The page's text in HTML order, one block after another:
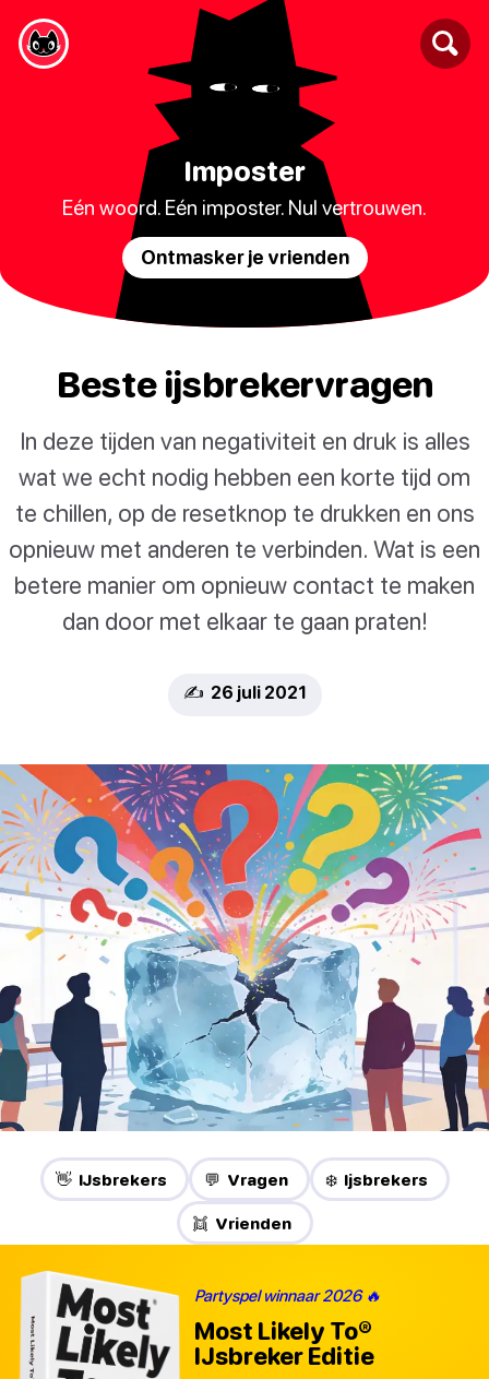
Imposter
Eén woord. Eén imposter. Nul vertrouwen.
Ontmasker je vrienden
Beste ijsbrekervragen
In deze tijden van negativiteit en druk is alles
wat we echt nodig hebben een korte tijd om
te chillen, op de resetknop te drukken en ons
opnieuw met anderen te verbinden. Wat is een
betere manier om opnieuw contact te maken
dan door met elkaar te gaan praten!
✍️ 26 juli 2021
👋 IJsbrekers 💬 Vragen ❄️ Ijsbrekers
👯 Vrienden
Partyspel winnaar 2026 🔥
Most Likely To®
IJsbreker Editie